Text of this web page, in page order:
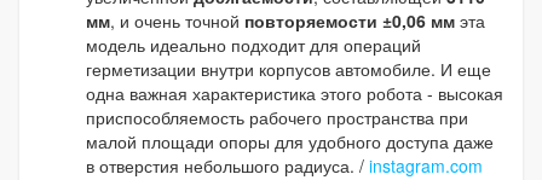
мм, и очень точной повторяемости ±0,06 мм эта
модель идеально подходит для операций
герметизации внутри корпусов автомобиле. И еще
одна важная характеристика этого робота - высокая
приспособляемость рабочего пространства при
малой площади опоры для удобного доступа даже
в отверстия небольшого радиуса. / instagram.com